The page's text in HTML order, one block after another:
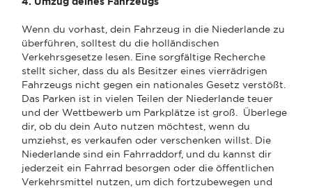
Wenn du vorhast, dein Fahrzeug in die Niederlande zu
überführen, solltest du die holländischen
Verkehrsgesetze lesen. Eine sorgfältige Recherche
stellt sicher, dass du als Besitzer eines vierrädrigen
Fahrzeugs nicht gegen ein nationales Gesetz verstößt.
Das Parken ist in vielen Teilen der Niederlande teuer
und der Wettbewerb um Parkplätze ist groß. Überlege
dir, ob du dein Auto nutzen möchtest, wenn du
umziehst, es verkaufen oder verschenken willst. Die
Niederlande sind ein Fahrraddorf, und du kannst dir
jederzeit ein Fahrrad besorgen oder die öffentlichen
Verkehrsmittel nutzen, um dich fortzubewegen und